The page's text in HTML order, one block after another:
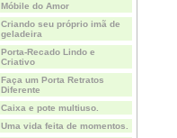
Móbile do Amor
Criando seu próprio imã de
geladeira
Porta-Recado Lindo e
Criativo
Faça um Porta Retratos
Diferente
Caixa e pote multiuso.
Uma vida feita de momentos.